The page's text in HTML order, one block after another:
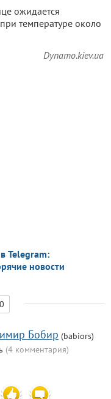
ожидается
температуре около
Dynamo.kiev.ua
Telegram:
новости
0
Бобир (babiors)
(4 комментария)